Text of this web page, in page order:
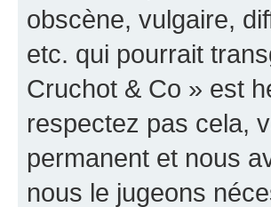
obscène, vulgaire,
etc. qui pourrait
Cruchot & Co » est
respectez pas cela,
permanent et nous
nous le jugeons